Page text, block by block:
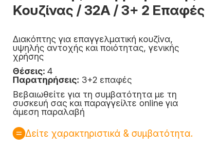
Κουζίνας / 32A / 3+ 2 Επαφές
Διακόπτης για επαγγελματική κουζίνα,
υψηλής αντοχής και ποιότητας, γενικής
χρήσης
Θέσεις: 4
Παρατηρήσεις: 3+2 επαφές
Βεβαιωθείτε για τη συμβατότητα με τη
συσκευή σας και παραγγείλτε online για
άμεση παραλαβή
Δείτε χαρακτηριστικά & συμβατότητα.